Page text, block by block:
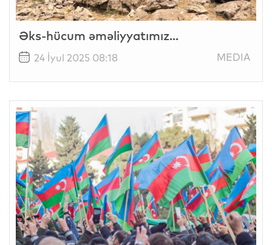
Əks-hücum əməliyyatımız...
24 İyul 2025 08:18 MEDIA